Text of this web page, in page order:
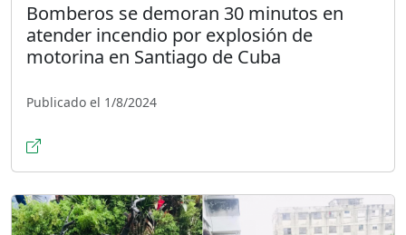
Bomberos se demoran 30 minutos en
atender incendio por explosión de
motorina en Santiago de Cuba
Publicado el 1/8/2024